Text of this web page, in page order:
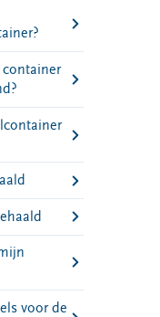
container
voor de